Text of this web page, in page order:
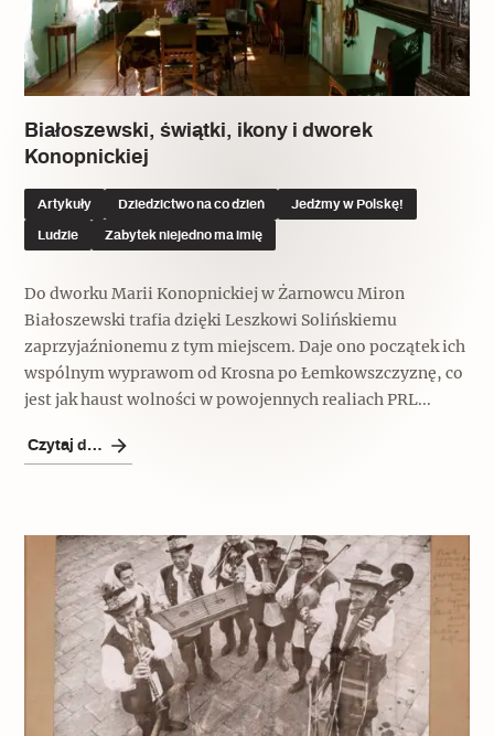
Popularne
Wskazówki idą w dobrą stronę
Varia
Popularne
Memento dla modernizmu
Zabytek niejedno ma imię
Popularne
Popularne
Szyb pierwszej windy w Warszawie
Świat
Białoszewski, świątki, ikony i dworek
Konopnickiej
Artykuły Dziedzictwo na co dzień Jedźmy w Polskę!
Ludzie Zabytek niejedno ma imię
Do dworku Marii Konopnickiej w Żarnowcu Miron
Białoszewski trafia dzięki Leszkowi Solińskiemu
zaprzyjaźnionemu z tym miejscem. Daje ono początek ich
wspólnym wyprawom od Krosna po Łemkowszczyznę, co
jest jak haust wolności w powojennych realiach PRL...
Czytaj dalej